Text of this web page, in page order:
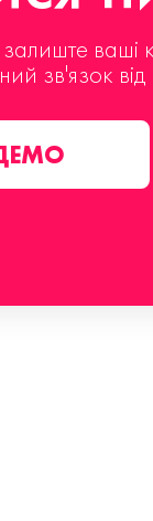
ваші
зв'язок